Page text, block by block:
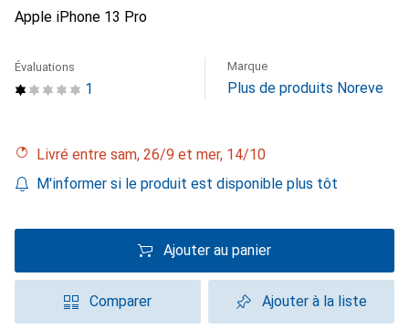
Apple iPhone 13 Pro
1
Évaluations Marque
Plus de produits Noreve
Livré entre sam, 26/9 et mer, 14/10
M'informer si le produit est disponible plus tôt
Ajouter au panier
Comparer Ajouter à la liste